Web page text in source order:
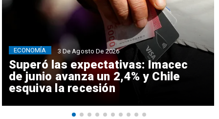
Superó las expectativas: Imacec
de junio avanza un 2,4% y Chile
esquiva la recesión
ECONOMÍA 3 De Agosto De 2026